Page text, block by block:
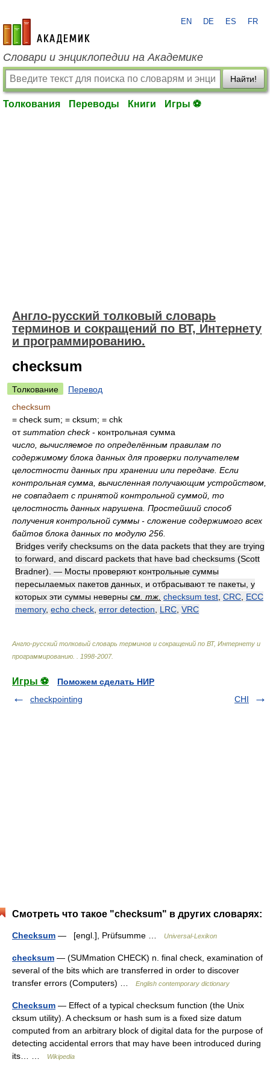
academic.ru
EN DE ES FR
Словари и энциклопедии на Академике
Найти!
Толкования Переводы Книги Игры ⚽
Англо-русский толковый словарь
терминов и сокращений по ВТ, Интернету
и программированию.
checksum
Толкование
Перевод
checksum
= check sum; = cksum; = chk
отsummation check- контрольная сумма
число, вычисляемое по определённым правилам по
содержимому блока данных для проверки получателем
целостности данных при хранении или передаче. Если
контрольная сумма, вычисленная получающим устройством,
не совпадает с принятой контрольной суммой, то
целостность данных нарушена. Простейший способ
получения контрольной суммы - сложение содержимого всех
байтов блока данных по модулю 256.
Bridges verify checksums on the data packets that they are trying
to forward, and discard packets that have bad checksums (Scott
Bradner). — Мосты проверяют контрольные суммы
пересылаемых пакетов данных, и отбрасывают те пакеты, у
которых эти суммы неверны см. тж. checksum test CRC ECC
memory, echo check error detection LRC VRC
Англо-русский толковый словарь терминов и сокращений по ВТ, Интернету и
программированию.
1998-2007.
Игры ⚽
Поможем сделать НИР
checkpointing
CHI
Смотреть что такое "checksum" в других словарях:
Checksum — [engl.], Prüfsumme … Universal-Lexikon
checksum — (SUMmation CHECK) n. final check, examination of
several of the bits which are transferred in order to discover
transfer errors (Computers) …
English contemporary dictionary
Checksum — Effect of a typical checksum function (the Unix
cksum utility). A checksum or hash sum is a fixed size datum
computed from an arbitrary block of digital data for the purpose of
detecting accidental errors that may have been introduced during
its… …
Wikipedia